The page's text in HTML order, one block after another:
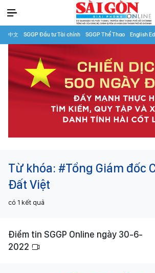
中文 SGGP Đầu tư Tài chính SGGP Thể Thao English
Từ khóa: #Tổng Giám đốc
Đất Việt
có 1 kết quả
Điểm tin SGGP Online ngày 30-6-
2022